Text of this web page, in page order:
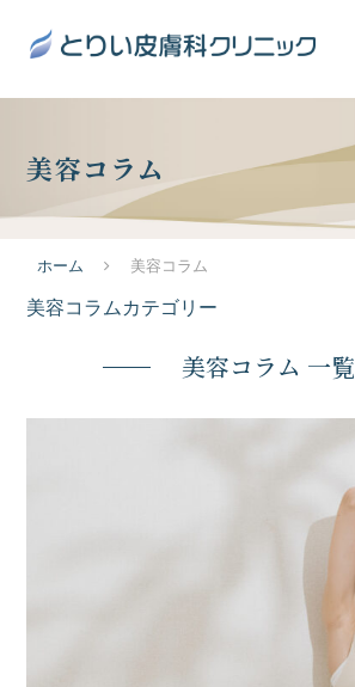
美容コラム
ホーム 美容コラム
美容コラムカテゴリー
おすすめ施術
美容コラム 一覧